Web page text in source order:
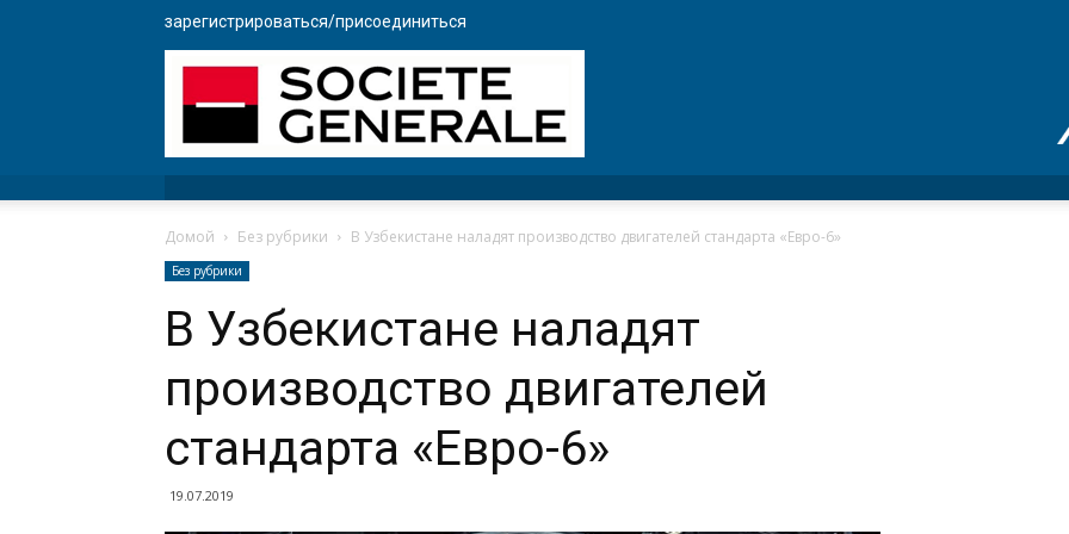
зарегистрироваться/присоединиться
Домой Без рубрики В Узбекистане наладят производство двигателей стандарта «Евро-6»
Без рубрики
В Узбекистане наладят
производство двигателей
стандарта «Евро-6»
19.07.2019